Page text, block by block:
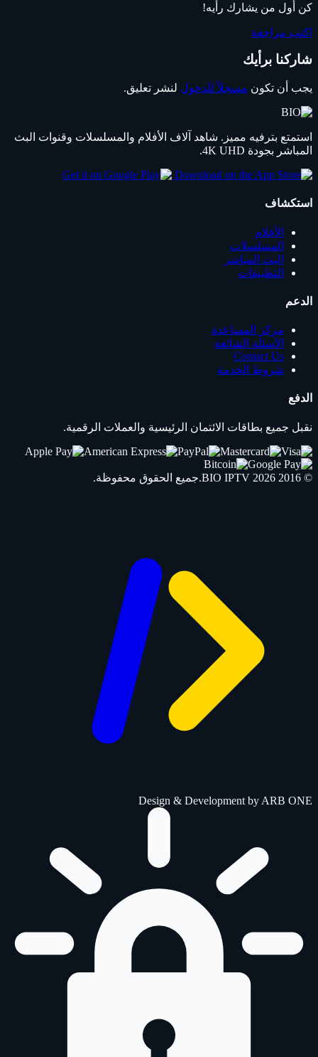
كن أول من يشارك رأيه!
اكتب مراجعة
شاركنا برأيك
يجب أن تكون مسجلاً للدخول لنشر تعليق.
استمتع بترفيه مميز. شاهد آلاف الأفلام والمسلسلات وقنوات البث
المباشر بجودة 4K UHD.
استكشاف
الأفلام
المسلسلات
البث المباشر
التطبيقات
الدعم
مركز المساعدة
الأسئلة الشائعة
Contact Us
شروط الخدمة
الدفع
نقبل جميع بطاقات الائتمان الرئيسية والعملات الرقمية.
© 2016 2026
BIO IPTV .جميع الحقوق محفوظة.
Design & Development by ARB ONE